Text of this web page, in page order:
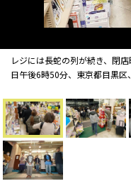
レジには長蛇の列が続き、閉
日午後6時50分、東京都目黒区